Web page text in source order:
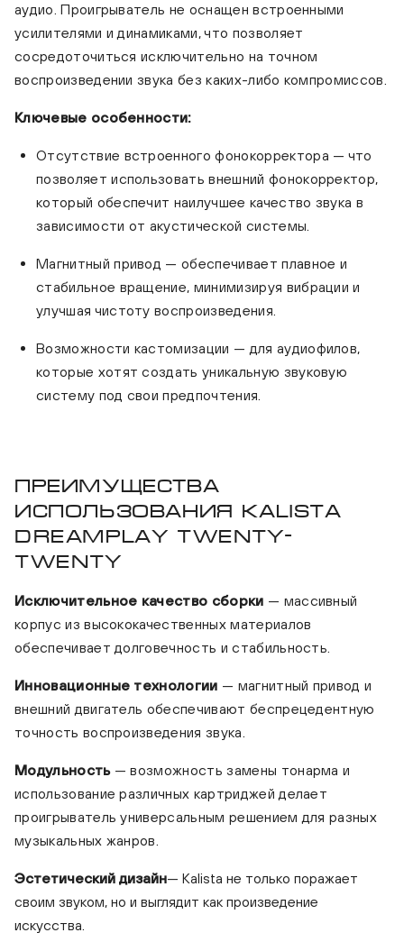
аудио. Проигрыватель не оснащен встроенными
усилителями и динамиками, что позволяет
сосредоточиться исключительно на точном
воспроизведении звука без каких-либо компромиссов.
Ключевые особенности:
Отсутствие встроенного фонокорректора — что
позволяет использовать внешний фонокорректор,
который обеспечит наилучшее качество звука в
зависимости от акустической системы.
Магнитный привод — обеспечивает плавное и
стабильное вращение, минимизируя вибрации и
улучшая чистоту воспроизведения.
Возможности кастомизации — для аудиофилов,
которые хотят создать уникальную звуковую
систему под свои предпочтения.
Преимущества
использования Kalista
DREAMPLAY Twenty-
Twenty
Исключительное качество сборки — массивный
корпус из высококачественных материалов
обеспечивает долговечность и стабильность.
Инновационные технологии — магнитный привод и
внешний двигатель обеспечивают беспрецедентную
точность воспроизведения звука.
Модульность— возможность замены тонарма и
использование различных картриджей делает
проигрыватель универсальным решением для разных
музыкальных жанров.
Эстетический дизайн— Kalista не только поражает
своим звуком, но и выглядит как произведение
искусства.